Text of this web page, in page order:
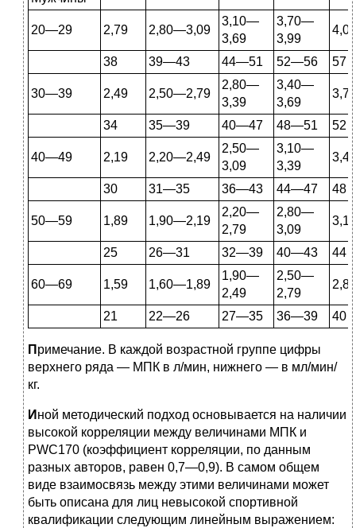
20—29 2,79 2,80—3,09
3,10—
3,69
3,70—
3,99
4,00
38 39—43 44—51 52—56 57
30—39 2,49 2,50—2,79
2,80—
3,39
3,40—
3,69
3,70
34 35—39 40—47 48—51 52
40—49 2,19 2,20—2,49
2,50—
3,09
3,10—
3,39
3,40
30 31—35 36—43 44—47 48
50—59 1,89 1,90—2,19
2,20—
2,79
2,80—
3,09
3,10
25 26—31 32—39 40—43 44
60—69 1,59 1,60—1,89
1,90—
2,49
2,50—
2,79
2,80
21 22—26 27—35 36—39 40
П римечание. В каждой возрастной группе цифры
верхнего ряда — МПК в л/мин, нижнего — в мл/мин/
кг.
И ной методический подход основывается на наличии
высокой корреляции между величинами МПК и
PWC170 (коэффициент корреляции, по данным
разных авторов, равен 0,7—0,9). В самом общем
виде взаимосвязь между этими величинами может
быть описана для лиц невысокой спортивной
квалификации следующим линейным выражением: